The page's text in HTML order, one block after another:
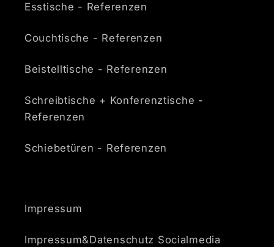
Esstische - Referenzen
Couchtische - Referenzen
Beistelltische - Referenzen
Schreibtische + Konferenztische -
Referenzen
Schiebetüren - Referenzen
Impressum
Impressum&Datenschutz Socialmedia